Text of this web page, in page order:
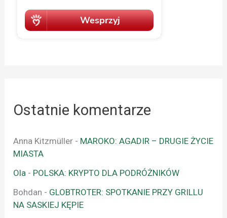
Ostatnie komentarze
Anna Kitzmüller - MAROKO: AGADIR – DRUGIE ŻYCIE
MIASTA
Ola - POLSKA: KRYPTO DLA PODRÓŻNIKÓW
Bohdan - GLOBTROTER: SPOTKANIE PRZY GRILLU
NA SASKIEJ KĘPIE